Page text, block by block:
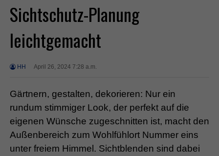
Sichtschutz-Planung
leichtgemacht
HH April 26, 2024 7:28 a.m.
Gärtnern, gestalten, dekorieren: Nur ein
rundum stimmiger Look, der perfekt auf die
eigenen Wünsche zugeschnitten ist, macht den
Außenbereich zum Wohlfühlort Nummer eins
unter freiem Himmel. Sichtblenden sind dabei